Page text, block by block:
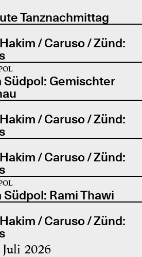
Tanznachmittag
/ Caruso / Zünd:
Südpol: Gemischter
/ Caruso / Zünd:
/ Caruso / Zünd:
Rami Thawi
/ Caruso / Zünd:
Juli 2026